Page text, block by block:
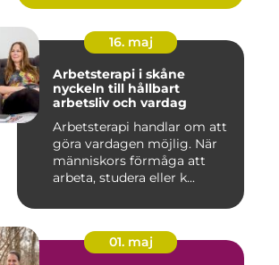
16. maj
Arbetsterapi i skåne
nyckeln till hållbart
arbetsliv och vardag
Arbetsterapi handlar om att
göra vardagen möjlig. När
människors förmåga att
arbeta, studera eller k...
01. maj